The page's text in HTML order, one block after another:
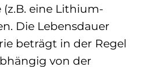
eine Lithium-
Die Lebensdauer
beträgt in der Regel
von der